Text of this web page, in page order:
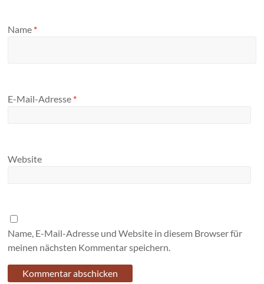
Name *
E-Mail-Adresse *
Website
Name, E-Mail-Adresse und Website in diesem Browser für
meinen nächsten Kommentar speichern.